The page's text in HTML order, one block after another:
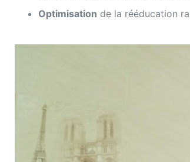
Optimisation de la rééducation